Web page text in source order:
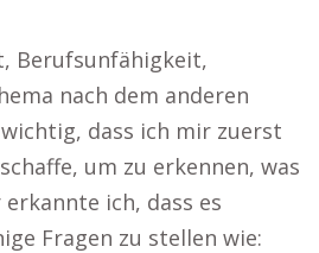
Berufsunfähigkeit,
nach dem anderen
dass ich mir zuerst
um zu erkennen, was
ich, dass es
Fragen zu stellen wie: